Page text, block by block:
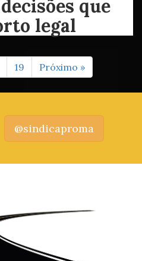
que
legal
19 Próximo »
@sindicaproma